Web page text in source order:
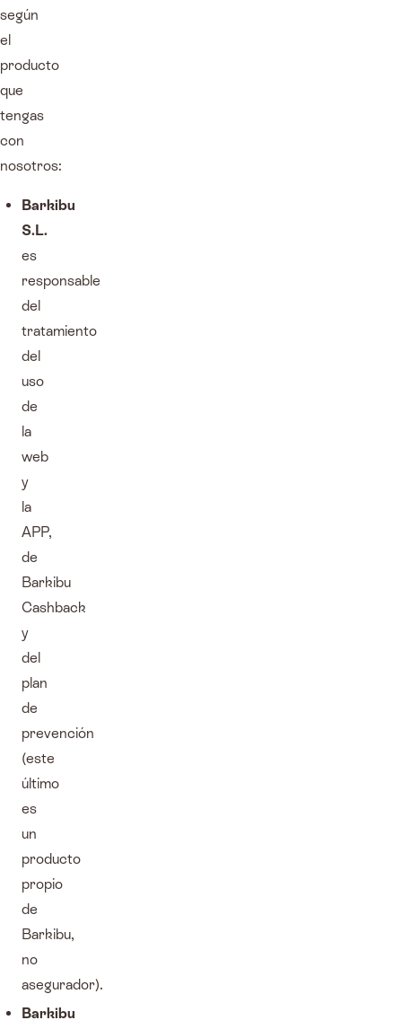
según
el
producto
que
tengas
con
nosotros:
Barkibu
S.L.
es
responsable
del
tratamiento
del
uso
de
la
web
y
la
APP,
de
Barkibu
Cashback
y
del
plan
de
prevención
(este
último
es
un
producto
propio
de
Barkibu,
no
asegurador).
Barkibu